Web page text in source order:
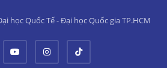
học Quốc Tế - Đại học Quốc gia TP.HCM